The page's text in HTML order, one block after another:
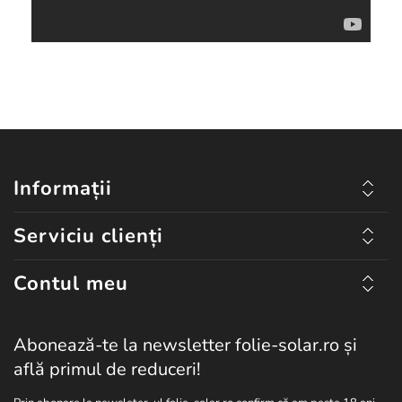
Informații
Serviciu clienți
Contul meu
Abonează-te la newsletter folie-solar.ro și
află primul de reduceri!